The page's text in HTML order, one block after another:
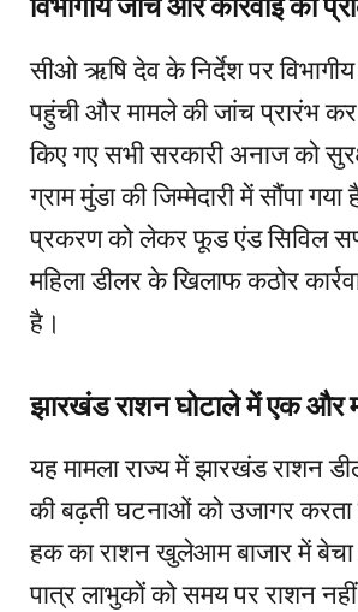
विभागीय जांच और कार्रवाई की
सीओ ऋषि देव के निर्देश पर
पहुंची और मामले की जांच प्रारंभ
किए गए सभी सरकारी अनाज को
ग्राम मुंडा की जिम्मेदारी में सौंपा
प्रकरण को लेकर फूड एंड सिविल
महिला डीलर के खिलाफ कठोर
है।
झारखंड राशन घोटाले में एक और
यह मामला राज्य में झारखंड राशन
की बढ़ती घटनाओं को उजागर करता
हक का राशन खुलेआम बाजार में बेचा
पात्र लाभुकों को समय पर राशन